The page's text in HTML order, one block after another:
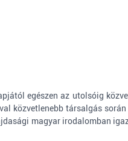
egészen az utolsóig
közvetlenebb társalgás
magyar irodalomban